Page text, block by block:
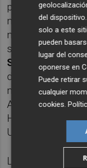
para goce y
más paraPeter
máximo
sobre esta
Stadleren 1942.
de una pequeña
multinacional
Argelia,
Hungría, Italia,
Unido, Suiza y
La salida a
del
solo a este
pueden
lugar del
oponerse en
Puede retirar
cualquier
cookies.